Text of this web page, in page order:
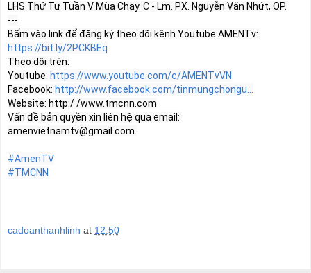
LHS Thứ Tư Tuần V Mùa Chay. C - Lm. PX. Nguyễn Văn Nhứt, OP.
---
Bấm vào link để đăng ký theo dõi kênh Youtube AMENTv:
https://bit.ly/2PCKBEq
Theo dõi trên:
Youtube: https://www.youtube.com/c/AMENTvVN
Facebook: http://www.facebook.com/tinmungchongu...
Website: http:/ /www.tmcnn.com
amenvietnamtv@gmail.com.
#AmenTV
#TMCNN
cadoanthanhlinh at 12:50